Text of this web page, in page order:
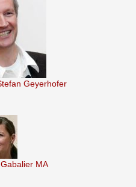
Geyerhofer
MA